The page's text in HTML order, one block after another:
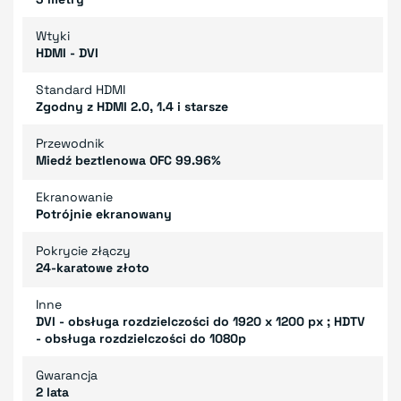
Wtyki
HDMI - DVI
Standard HDMI
Zgodny z HDMI 2.0, 1.4 i starsze
Przewodnik
Miedź beztlenowa OFC 99.96%
Ekranowanie
Potrójnie ekranowany
Pokrycie złączy
24-karatowe złoto
Inne
DVI - obsługa rozdzielczości do 1920 x 1200 px ; HDTV
- obsługa rozdzielczości do 1080p
Gwarancja
2 lata